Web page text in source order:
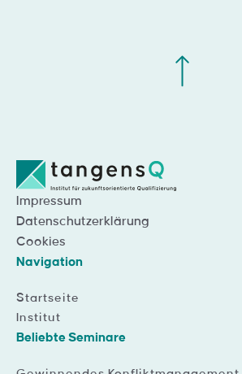
Impressum
Datenschutzerklärung
Cookies
Navigation
Startseite
Institut
Beliebte Seminare